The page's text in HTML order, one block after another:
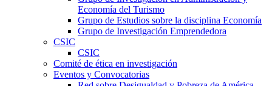
Economía del Turismo
Grupo de Estudios sobre la disciplina Economía
Grupo de Investigación Emprendedora
CSIC
CSIC
Comité de ética en investigación
Eventos y Convocatorias